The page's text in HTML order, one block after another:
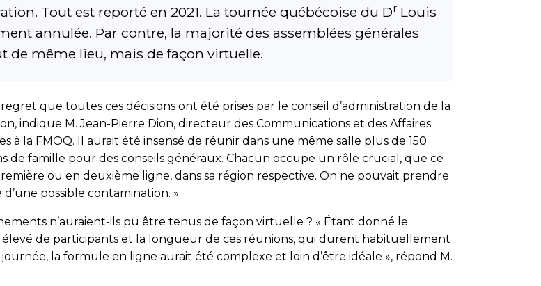
Tout est reporté en 2021. La tournée québécoise du Dr Louis
annulée. Par contre, la majorité des assemblées générales
de même lieu, mais de façon virtuelle.
regret que toutes ces décisions ont été prises par le conseil d’administration de la
indique M. Jean-Pierre Dion, directeur des Communications et des Affaires
à la FMOQ. Il aurait été insensé de réunir dans une même salle plus de 150
de famille pour des conseils généraux. Chacun occupe un rôle crucial, que ce
ou en deuxième ligne, dans sa région respective. On ne pouvait prendre
d’une possible contamination. »
n’auraient-ils pu être tenus de façon virtuelle ? « Étant donné le
de participants et la longueur de ces réunions, qui durent habituellement
la formule en ligne aurait été complexe et loin d’être idéale », répond M.